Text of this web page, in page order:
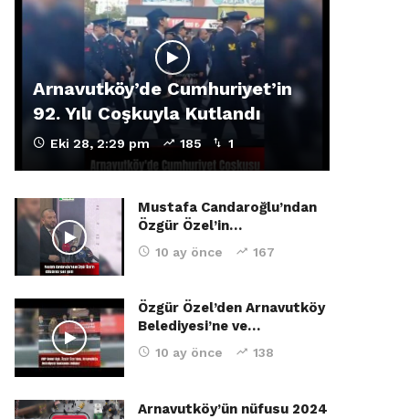
Arnavutköy’de Cumhuriyet’in
92. Yılı Coşkuyla Kutlandı
Eki 28, 2:29 pm 185 1
Mustafa Candaroğlu’ndan
Özgür Özel’in…
10 ay önce 167
Özgür Özel’den Arnavutköy
Belediyesi’ne ve…
10 ay önce 138
Arnavutköy’ün nüfusu 2024